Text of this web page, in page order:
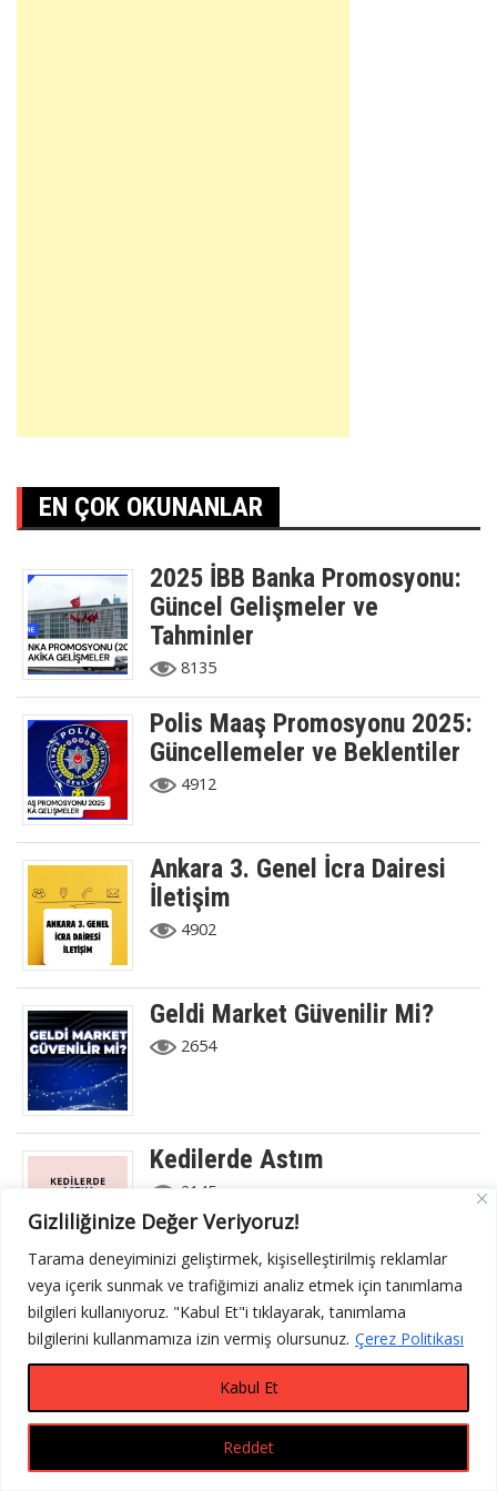
Gizliliğinize Değer Veriyoruz!
Tarama deneyiminizi geliştirmek, kişiselleştirilmiş reklamlar
veya içerik sunmak ve trafiğimizi analiz etmek için tanımlama
bilgileri kullanıyoruz. "Kabul Et"i tıklayarak, tanımlama
bilgilerini kullanmamıza izin vermiş olursunuz. Çerez Politikası
Reddet
Kabul Et
EN ÇOK OKUNANLAR
2025 İBB Banka Promosyonu:
Güncel Gelişmeler ve
Tahminler
8135
Polis Maaş Promosyonu 2025:
Güncellemeler ve Beklentiler
4912
Ankara 3. Genel İcra Dairesi
İletişim
4902
Geldi Market Güvenilir Mi?
2654
Kedilerde Astım
2145
Uyap Beta Nasıl Kurulur?
2144